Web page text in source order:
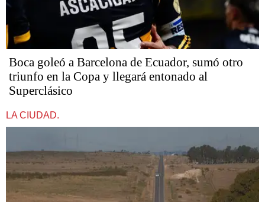
Boca goleó a Barcelona de Ecuador, sumó otro
triunfo en la Copa y llegará entonado al
Superclásico
LA CIUDAD.